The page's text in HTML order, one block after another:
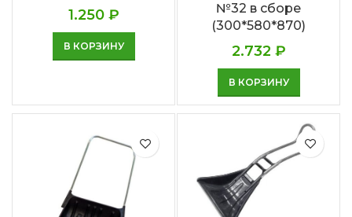
1.250 ₽
В КОРЗИНУ
№32 в сборе
(300*580*870)
2.732 ₽
В КОРЗИНУ